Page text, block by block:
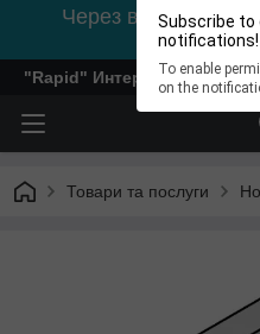
Subscribe to
notifications!
To enable
on the
Через відсутність
"Rapid" Интернет-магазин
Товари та послуги